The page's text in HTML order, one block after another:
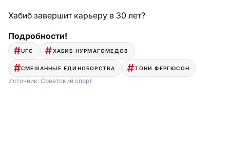
Хабиб завершит карьеру в 30 лет?
Подробности!
UFC ХАБИБ НУРМАГОМЕДОВ
СМЕШАННЫЕ ЕДИНОБОРСТВА ТОНИ ФЕРГЮСОН
Источник: Советский спорт